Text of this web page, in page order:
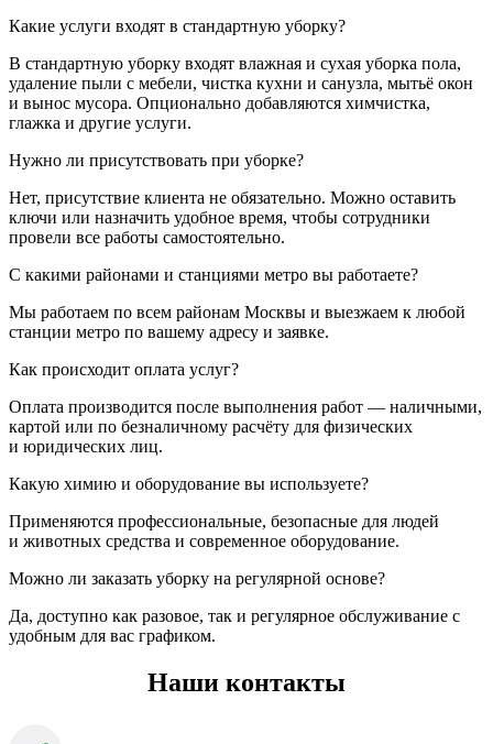
Какие услуги входят в стандартную уборку?
В стандартную уборку входят влажная и сухая уборка пола,
удаление пыли с мебели, чистка кухни и санузла, мытьё окон
и вынос мусора. Опционально добавляются химчистка,
глажка и другие услуги.
Нужно ли присутствовать при уборке?
Нет, присутствие клиента не обязательно. Можно оставить
ключи или назначить удобное время, чтобы сотрудники
провели все работы самостоятельно.
С какими районами и станциями метро вы работаете?
Мы работаем по всем районам Москвы и выезжаем к любой
станции метро по вашему адресу и заявке.
Как происходит оплата услуг?
Оплата производится после выполнения работ — наличными,
картой или по безналичному расчёту для физических
и юридических лиц.
Какую химию и оборудование вы используете?
Применяются профессиональные, безопасные для людей
и животных средства и современное оборудование.
Можно ли заказать уборку на регулярной основе?
Да, доступно как разовое, так и регулярное обслуживание с
удобным для вас графиком.
Наши контакты